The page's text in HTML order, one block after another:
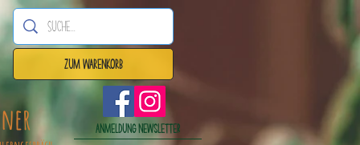
Anmeldung Newsletter
Zum Warenkorb